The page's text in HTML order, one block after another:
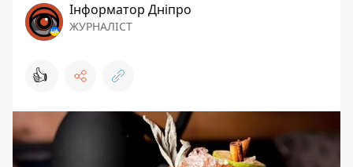
Інформатор Дніпро
ЖУРНАЛІСТ
👍